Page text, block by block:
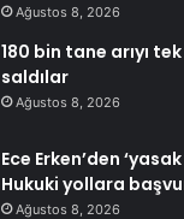
Ağustos 8, 2026
180 bin tane arıyı
saldılar
Ağustos 8, 2026
Ece Erken’den
Hukuki yollara
Ağustos 8, 2026